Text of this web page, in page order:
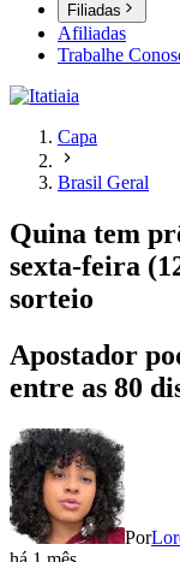
Filiadas
Afiliadas
Trabalhe
Capa
Brasil Geral
Quina tem
sexta-feira
sorteio
Apostador
entre as 80
Por